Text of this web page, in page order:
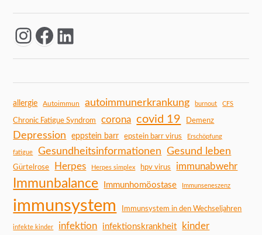
allergie Autoimmun autoimmunerkrankung burnout CFS
Chronic Fatigue Syndrom corona covid 19 Demenz
Depression eppstein barr epstein barr virus Erschöpfung
fatigue Gesundheitsinformationen Gesund leben
Gürtelrose Herpes Herpes simplex hpv virus immunabwehr
Immunbalance Immunhomöostase Immunseneszenz
immunsystem Immunsystem in den Wechseljahren
infekte kinder infektion infektionskrankheit kinder